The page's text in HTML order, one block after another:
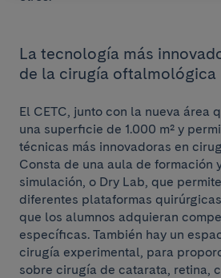
La tecnología más
de la cirugía oftalmológica
El CETC, junto con la nueva área
una superficie de 1.000 m² y
técnicas más innovadoras en
Consta de una aula de formación
simulación, o Dry Lab, que
diferentes plataformas
que los alumnos adquieran
específicas. También hay un
cirugía experimental, para
sobre cirugía de catarata, retina,